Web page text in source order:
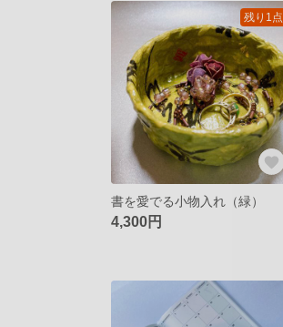
残り1点
書を愛でる小物入れ（緑）
4,300円